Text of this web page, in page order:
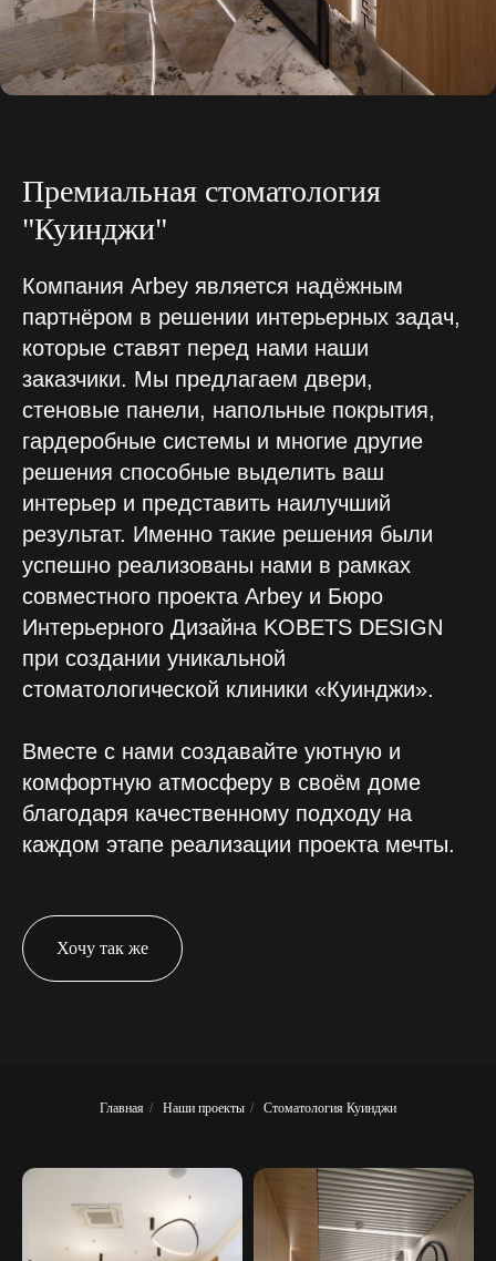
Премиальная стоматология
"Куинджи"
Компания Arbey является надёжным
партнёром в решении интерьерных задач,
которые ставят перед нами наши
заказчики. Мы предлагаем двери,
стеновые панели, напольные покрытия,
гардеробные системы и многие другие
решения способные выделить ваш
интерьер и представить наилучший
результат. Именно такие решения были
успешно реализованы нами в рамках
совместного проекта Arbey и Бюро
Интерьерного Дизайна KOBETS DESIGN
при создании уникальной
стоматологической клиники «Куинджи».
Вместе с нами создавайте уютную и
комфортную атмосферу в своём доме
благодаря качественному подходу на
каждом этапе реализации проекта мечты.
Хочу так же
Главная / Наши проекты / Стоматология Куинджи